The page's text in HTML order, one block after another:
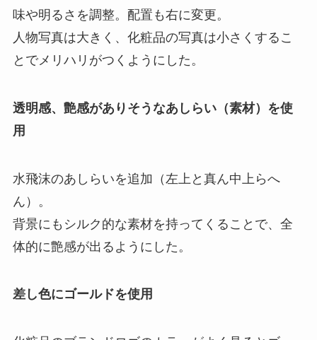
味や明るさを調整。配置も右に変更。
人物写真は大きく、化粧品の写真は小さくするこ
とでメリハリがつくようにした。
透明感、艶感がありそうなあしらい（素材）を使
用
水飛沫のあしらいを追加（左上と真ん中上らへ
ん）。
背景にもシルク的な素材を持ってくることで、全
体的に艶感が出るようにした。
差し色にゴールドを使用